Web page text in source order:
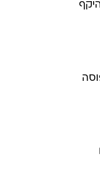
בהיקף